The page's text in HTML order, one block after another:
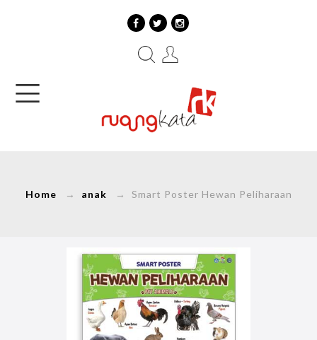
Home → anak → Smart Poster Hewan Peliharaan